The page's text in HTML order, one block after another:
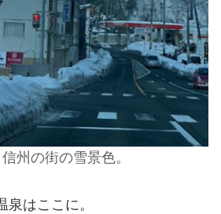
州の街の雪景色。
はここに。